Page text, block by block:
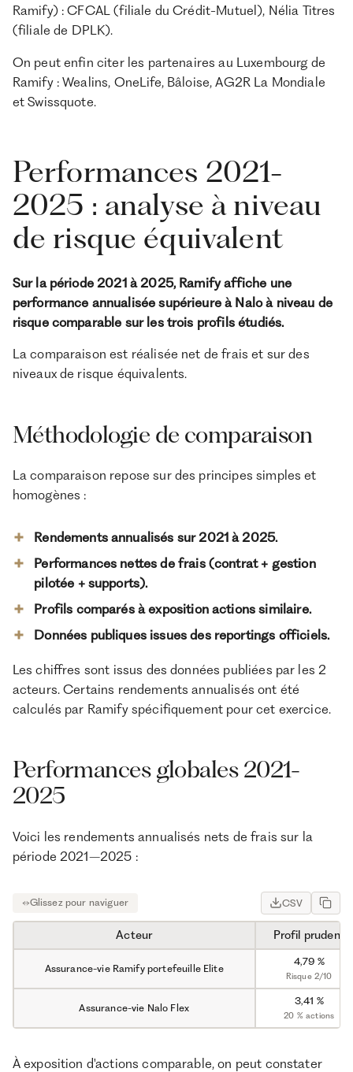
Ramify) : CFCAL (filiale du Crédit-Mutuel), Nélia Titres
(filiale de DPLK).
On peut enfin citer les partenaires au Luxembourg de
Ramify : Wealins, OneLife, Bâloise, AG2R La Mondiale
et Swissquote.
Performances 2021-
2025 : analyse à niveau
de risque équivalent
Sur la période 2021 à 2025, Ramify affiche une
performance annualisée supérieure à Nalo à niveau de
risque comparable sur les trois profils étudiés.
La comparaison est réalisée net de frais et sur des
niveaux de risque équivalents.
Méthodologie de comparaison
La comparaison repose sur des principes simples et
homogènes :
Rendements annualisés sur 2021 à 2025.
Performances nettes de frais (contrat + gestion
pilotée + supports).
Profils comparés à exposition actions similaire.
Données publiques issues des reportings officiels.
Les chiffres sont issus des données publiées par les 2
acteurs. Certains rendements annualisés ont été
calculés par Ramify spécifiquement pour cet exercice.
Performances globales 2021-
2025
Voici les rendements annualisés nets de frais sur la
période 2021–2025 :
CSV
Acteur Profil prudent
Assurance-vie Ramify portefeuille Elite
4,79 %
Risque 2/10
Assurance-vie Nalo Flex
3,41 %
20 % actions
À exposition d'actions comparable, on peut constater